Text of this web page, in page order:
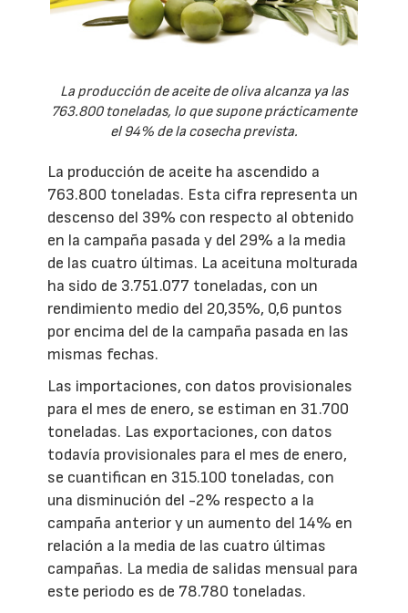
La producción de aceite de oliva alcanza ya las
763.800 toneladas, lo que supone prácticamente
el 94% de la cosecha prevista.
La producción de aceite ha ascendido a
763.800 toneladas. Esta cifra representa un
descenso del 39% con respecto al obtenido
en la campaña pasada y del 29% a la media
de las cuatro últimas. La aceituna molturada
ha sido de 3.751.077 toneladas, con un
rendimiento medio del 20,35%, 0,6 puntos
por encima del de la campaña pasada en las
mismas fechas.
Las importaciones, con datos provisionales
para el mes de enero, se estiman en 31.700
toneladas. Las exportaciones, con datos
todavía provisionales para el mes de enero,
se cuantifican en 315.100 toneladas, con
una disminución del -2% respecto a la
campaña anterior y un aumento del 14% en
relación a la media de las cuatro últimas
campañas. La media de salidas mensual para
este periodo es de 78.780 toneladas.